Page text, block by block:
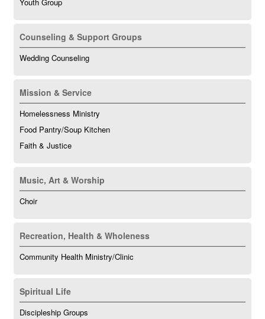
Counseling & Support Groups
Wedding Counseling
Mission & Service
Homelessness Ministry
Food Pantry/Soup Kitchen
Faith & Justice
Music, Art & Worship
Choir
Recreation, Health & Wholeness
Community Health Ministry/Clinic
Spiritual Life
Discipleship Groups